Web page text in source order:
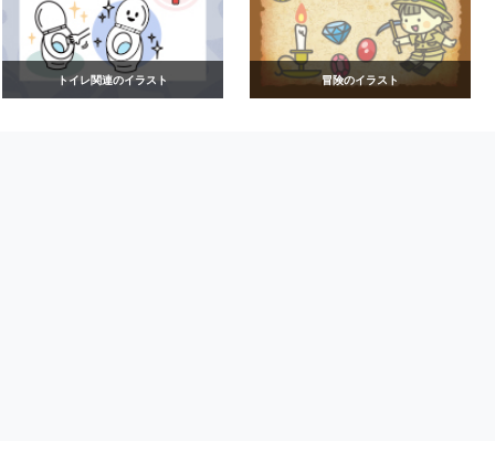
トイレ関連のイラスト 冒険のイラスト